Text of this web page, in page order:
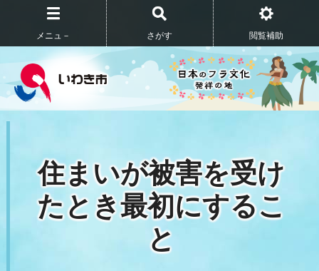
メニュ－ さがす 閲覧補助
住まいが被害を受け
たとき最初にするこ
と